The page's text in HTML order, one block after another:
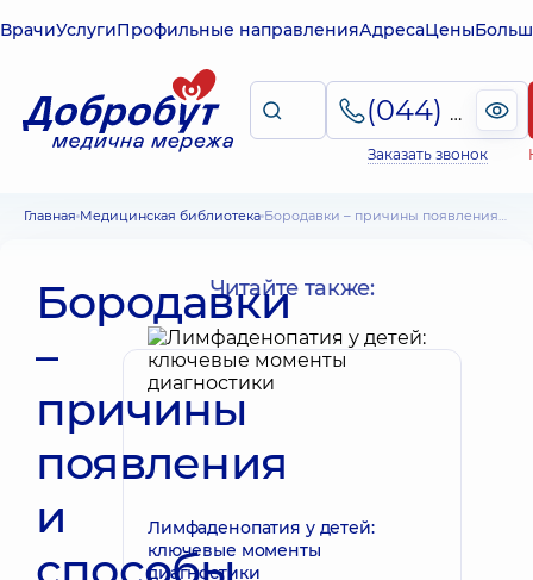
ВрачиУслугиПрофильные направленияАдресаЦены
(044) 495-2-888
Заказать звонок
Главная Медицинская библиотека Бородавки – причины появления и способы избавления. Виды бородавок, места их расположения
Бородавки
–
причины
появления
и
Читайте также:
Лимфаденопатия у детей:
ключевые моменты
диагностики